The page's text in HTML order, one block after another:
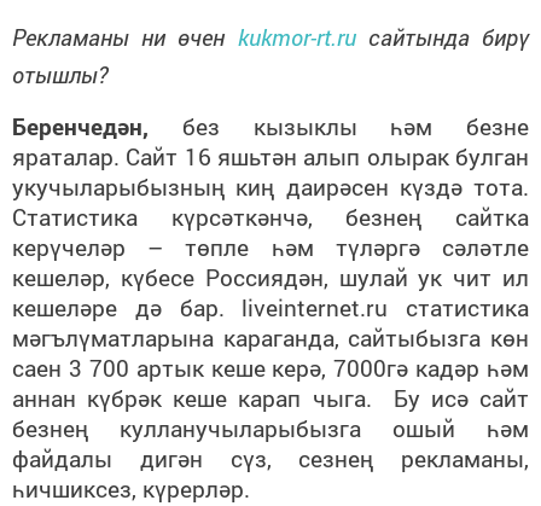
Рекламаны ни өчен kukmor-rt.ruсайтында бирү
отышлы?
Беренчедән, без кызыклы һәм безне
яраталар. Сайт 16 яшьтән алып олырак булган
укучыларыбызның киң даирәсен күздә тота.
Статистика күрсәткәнчә, безнең сайтка
керүчеләр – төпле һәм түләргә сәләтле
кешеләр, күбесе Россиядән, шулай ук чит ил
кешеләре дә бар. liveinternet.ru статистика
мәгълүматларына караганда, сайтыбызга көн
саен 3 700 артык кеше керә, 7000гә кадәр һәм
аннан күбрәк кеше карап чыга. Бу исә сайт
безнең кулланучыларыбызга ошый һәм
файдалы дигән сүз, сезнең рекламаны,
һичшиксез, күрерләр.